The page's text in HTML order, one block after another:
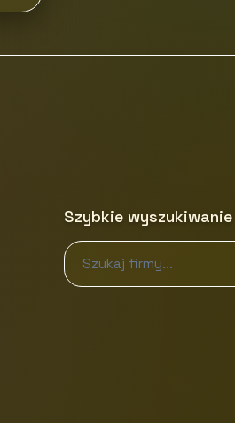
Szybkie wyszukiwanie